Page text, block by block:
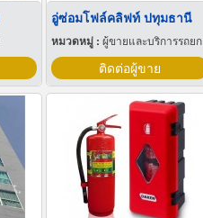
อู่ซ่อมโฟล์คลิฟท์ ปทุมธานี
หมวดหมู่ :ผู้ขายและบริการรถยก
ติดต่อผู้ขาย